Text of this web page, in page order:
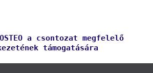
a csontozat megfelelő
támogatására